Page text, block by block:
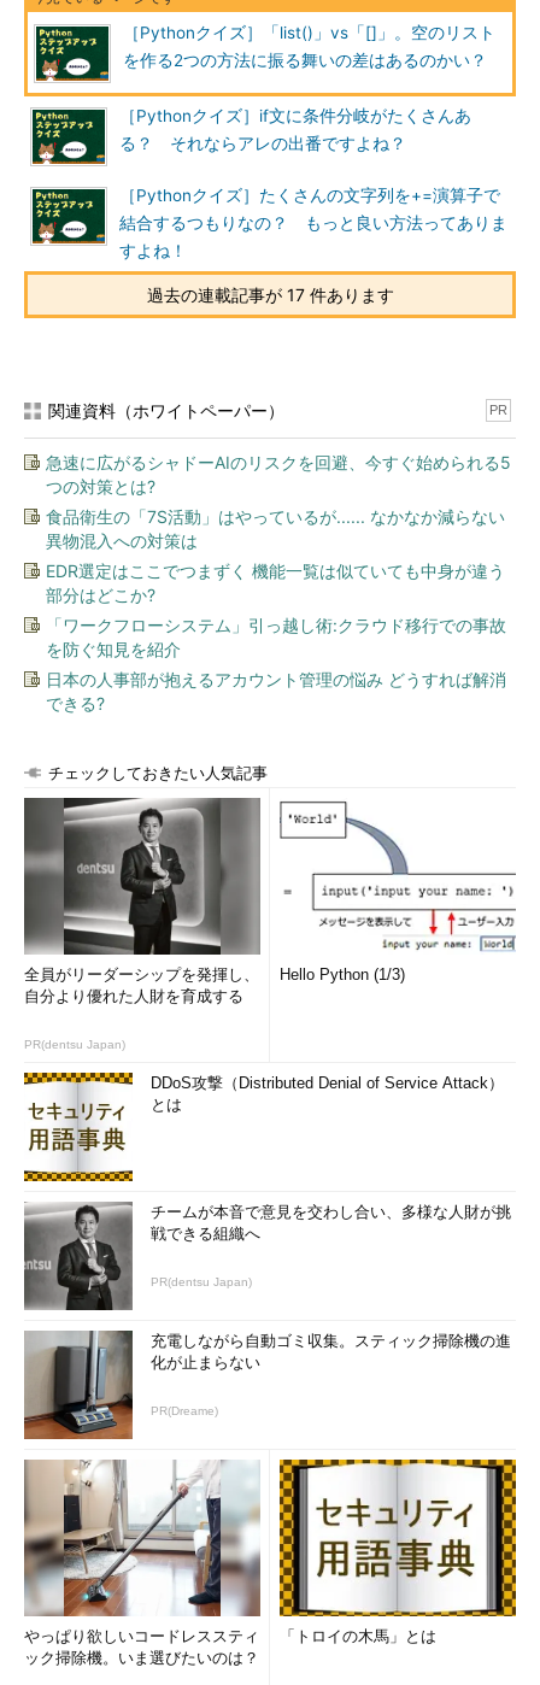
［Pythonクイズ］「list()」vs「[]」。空のリスト
を作る2つの方法に振る舞いの差はあるのかい？
［Pythonクイズ］if文に条件分岐がたくさんあ
る？ それならアレの出番ですよね？
［Pythonクイズ］たくさんの文字列を+=演算子で
結合するつもりなの？ もっと良い方法ってありま
すよね！
過去の連載記事が 17 件あります
関連資料（ホワイトペーパー） PR
急速に広がるシャドーAIのリスクを回避、今すぐ始められる5
つの対策とは?
食品衛生の「7S活動」はやっているが...... なかなか減らない
異物混入への対策は
EDR選定はここでつまずく 機能一覧は似ていても中身が違う
部分はどこか?
「ワークフローシステム」引っ越し術:クラウド移行での事故
を防ぐ知見を紹介
日本の人事部が抱えるアカウント管理の悩み どうすれば解消
できる?
チェックしておきたい人気記事
全員がリーダーシップを発揮し、
自分より優れた人財を育成する
PR(dentsu Japan)
Hello Python (1/3)
DDoS攻撃（Distributed Denial of Service Attack）
とは
チームが本音で意見を交わし合い、多様な人財が挑
戦できる組織へ
PR(dentsu Japan)
充電しながら自動ゴミ収集。スティック掃除機の進
化が止まらない
PR(Dreame)
やっぱり欲しいコードレススティ
ック掃除機。いま選びたいのは？
「トロイの木馬」とは